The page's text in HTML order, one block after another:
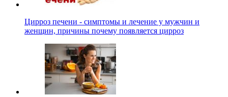
Цирроз печени - симптомы и лечение у мужчин и
женщин, причины почему появляется цирроз